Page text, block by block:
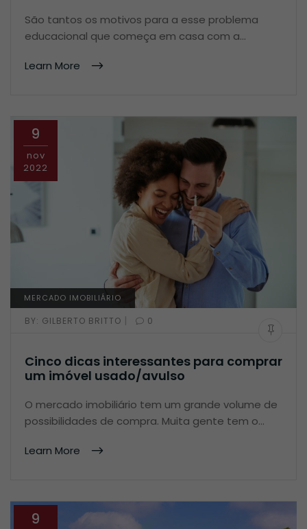
São tantos os motivos para a esse problema
educacional que começa em casa com a…
Learn More
9
nov
2022
MERCADO IMOBILIÁRIO
BY: GILBERTO BRITTO | 0
Cinco dicas interessantes para comprar
um imóvel usado/avulso
O mercado imobiliário tem um grande volume de
possibilidades de compra. Muita gente tem o…
Learn More
9